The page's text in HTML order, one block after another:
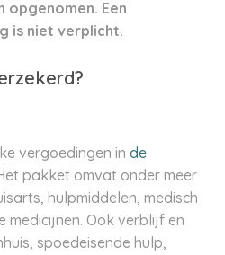
Een
is niet verplicht.
vergoedingen in de
pakket omvat onder meer
hulpmiddelen, medisch
medicijnen. Ook verblijf en
spoedeisende hulp,